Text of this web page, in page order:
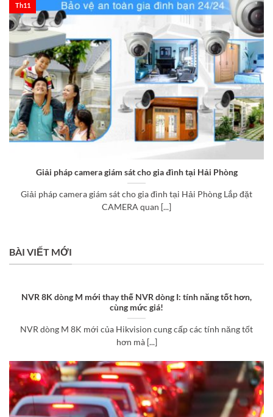
Giải pháp camera giám sát cho gia đình tại Hải Phòng
Giải pháp camera giám sát cho gia đình tại Hải Phòng Lắp đặt
CAMERA quan [...]
Th11
BÀI VIẾT MỚI
NVR 8K dòng M mới thay thế NVR dòng I: tính năng tốt hơn,
cùng mức giá!
NVR dòng M 8K mới của Hikvision cung cấp các tính năng tốt
hơn mà [...]